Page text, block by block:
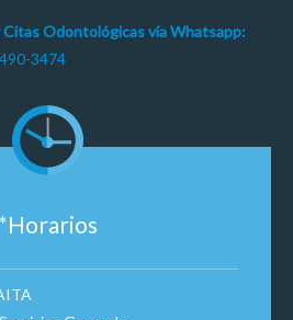
Odontológicas vía Whatsapp:
3474
*Horarios